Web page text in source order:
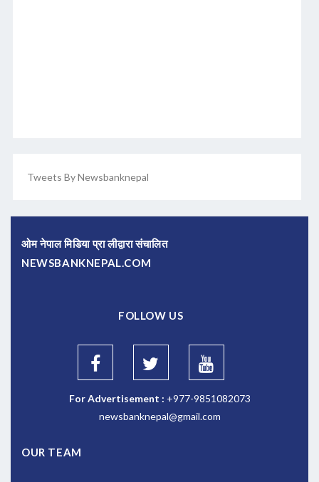
Tweets By Newsbanknepal
ओम नेपाल मिडिया प्रा लीद्वारा संचालित
NEWSBANKNEPAL.COM
FOLLOW US
For Advertisement : +977-9851082073
newsbanknepal@gmail.com
OUR TEAM